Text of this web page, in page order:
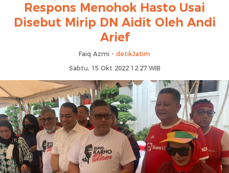
Respons Menohok Hasto Usai
Disebut Mirip DN Aidit Oleh Andi
Arief
Faiq Azmi - detikJatim
Sabtu, 15 Okt 2022 12:27 WIB